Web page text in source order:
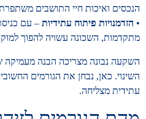
הנכסים ואיכות חיי התושבים
• הזדמנויות פיתוח עתידיות – עם
מתקדמות, השכונה עשויה להפוך
השקעה נבונה מצריכה הבנה מעמיקה
השינוי. כאן, נבחן את הגורמים
עתידית מצליחה.